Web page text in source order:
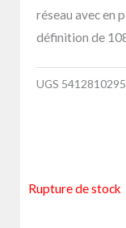
réseau avec en
définition de
UGS
Rupture de stock